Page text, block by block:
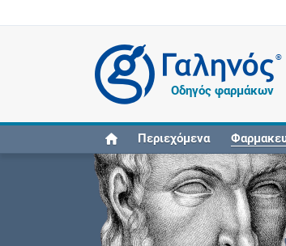
®
Οδηγός φαρμάκων
Περιεχόμενα